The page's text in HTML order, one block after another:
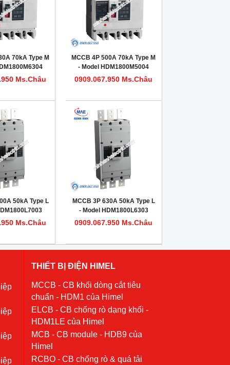
70kA Type M
Ms.Châu
MCCB 4P 500A 70kA Type M
- Model HDM1800M5004
0909.067.950 Ms.Châu
50kA Type L
Ms.Châu
MCCB 3P 630A 50kA Type L
- Model HDM1800L6303
0909.067.950 Ms.Châu
THIẾT BỊ ĐIỆN HIMEL
MCCB - CB khối dòng cắt tiêu
chuẩn - HDM1 của Himel
ELCB - CB chống rò dạng khối -
HDM1LE của Himel
MCB - CB module - HDB9 của
Himel
RCBO - CB chống rò & quá tải